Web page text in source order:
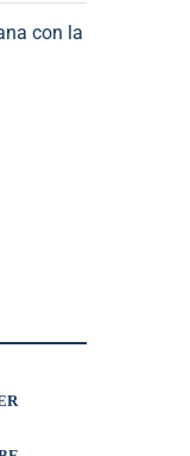
con la